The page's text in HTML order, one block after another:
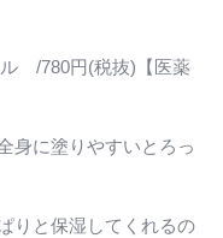
/780円(税抜)【医薬
身に塗りやすいとろっ
りと保湿してくれるの